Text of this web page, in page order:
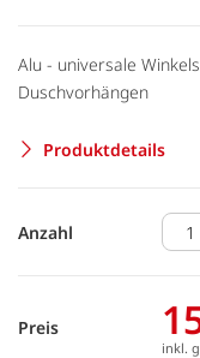
Alu - universale
Duschvorhängen
Produktdetails
Anzahl
Preis
inkl.